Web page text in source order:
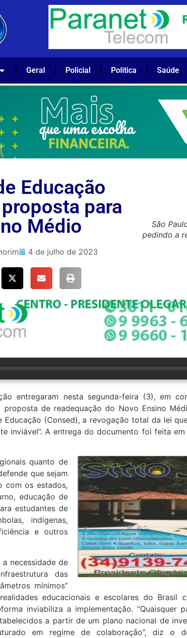
Geral Policial Política Saúde
Educação
para
Médio
4 de julho de 2023
São
pedindo a
entregaram nesta segunda-feira (3), em
proposta de readequação do Novo Ensino
Educação (Consed), a revogação total da lei
inviável”. A entrega do documento foi feita em
quanto de
que sejam
com os estados,
educação de
estudantes de
indígenas,
e outros
necessidade de
das
mínimos”
educacionais e escolares do Brasil
inviabiliza a implementação. “Quaisquer
a partir de um plano nacional de
em regime de colaboração”, diz o